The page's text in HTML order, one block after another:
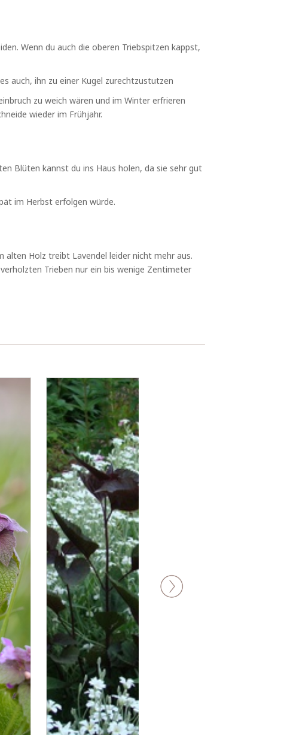
Wenn du auch die oberen Triebspitzen kappst,
auch, ihn zu einer Kugel zurechtzustutzen
zu weich wären und im Winter erfrieren
wieder im Frühjahr.
Blüten kannst du ins Haus holen, da sie sehr gut
im Herbst erfolgen würde.
alten Holz treibt Lavendel leider nicht mehr aus.
Trieben nur ein bis wenige Zentimeter